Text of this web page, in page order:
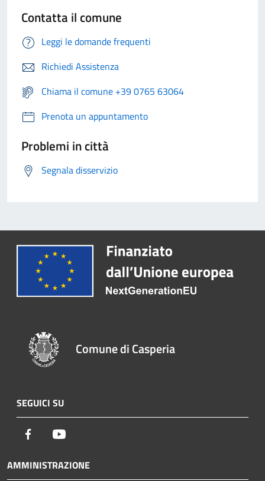
Contatta il comune
Leggi le domande frequenti
Richiedi Assistenza
Chiama il comune +39 0765 63064
Prenota un appuntamento
Problemi in città
Segnala disservizio
Comune di Casperia
SEGUICI SU
Facebook
AMMINISTRAZIONE